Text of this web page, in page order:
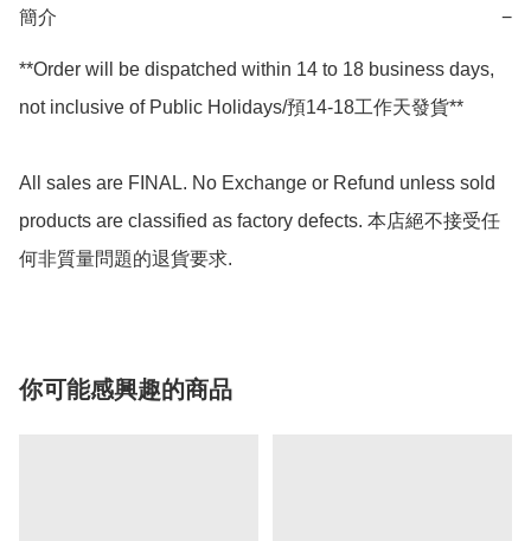
簡介 −
**Order will be dispatched within 14 to 18 business days,
not inclusive of Public Holidays/預14-18工作天發貨**
All sales are FINAL. No Exchange or Refund unless sold
products are classified as factory defects. 本店絕不接受任
何非質量問題的退貨要求.
你可能感興趣的商品